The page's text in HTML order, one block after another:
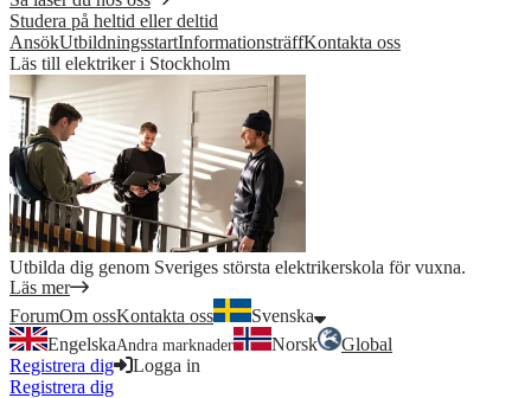
Studera på heltid eller deltid
AnsökUtbildningsstartInformationsträffKontakta oss
Läs till elektriker i Stockholm
Utbilda dig genom Sveriges största elektrikerskola för vuxna.
Läs mer
ForumOm ossKontakta oss
Svenska
EngelskaAndra marknader Norsk
Global
Registrera dig
Logga in
Registrera dig